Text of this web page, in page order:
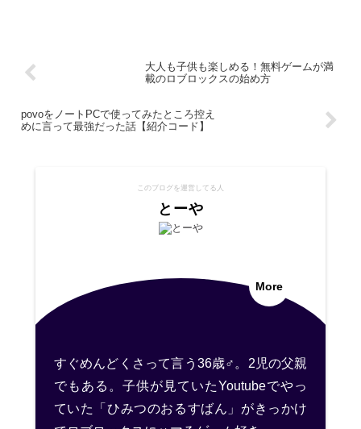
大人も子供も楽しめる！無料ゲームが満
載のロブロックスの始め方
povoをノートPCで使ってみたところ控え
めに言って最強だった話【紹介コード】
このブログを運営してる人
とーや
More
すぐめんどくさって言う36歳♂。2児の父親
でもある。子供が見ていたYoutubeでやっ
ていた「ひみつのおるすばん」がきっかけ